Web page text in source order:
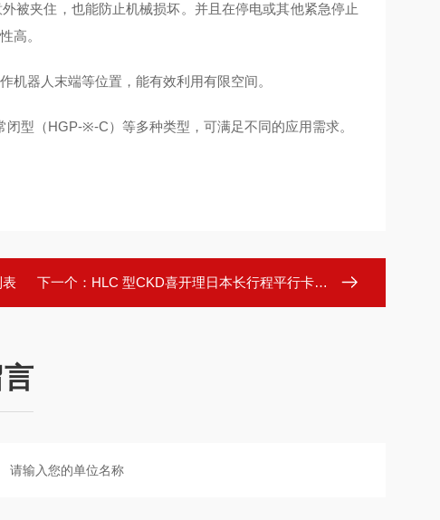
被夹住，也能防止机械损坏。并且在停电或其他紧急停止
高。
机器人末端等位置，能有效利用有限空间。
型（HGP-※-C）等多种类型，可满足不同的应用需求。
表 下一个： HLC 型CKD喜开理日本长行程平行卡爪 HLC